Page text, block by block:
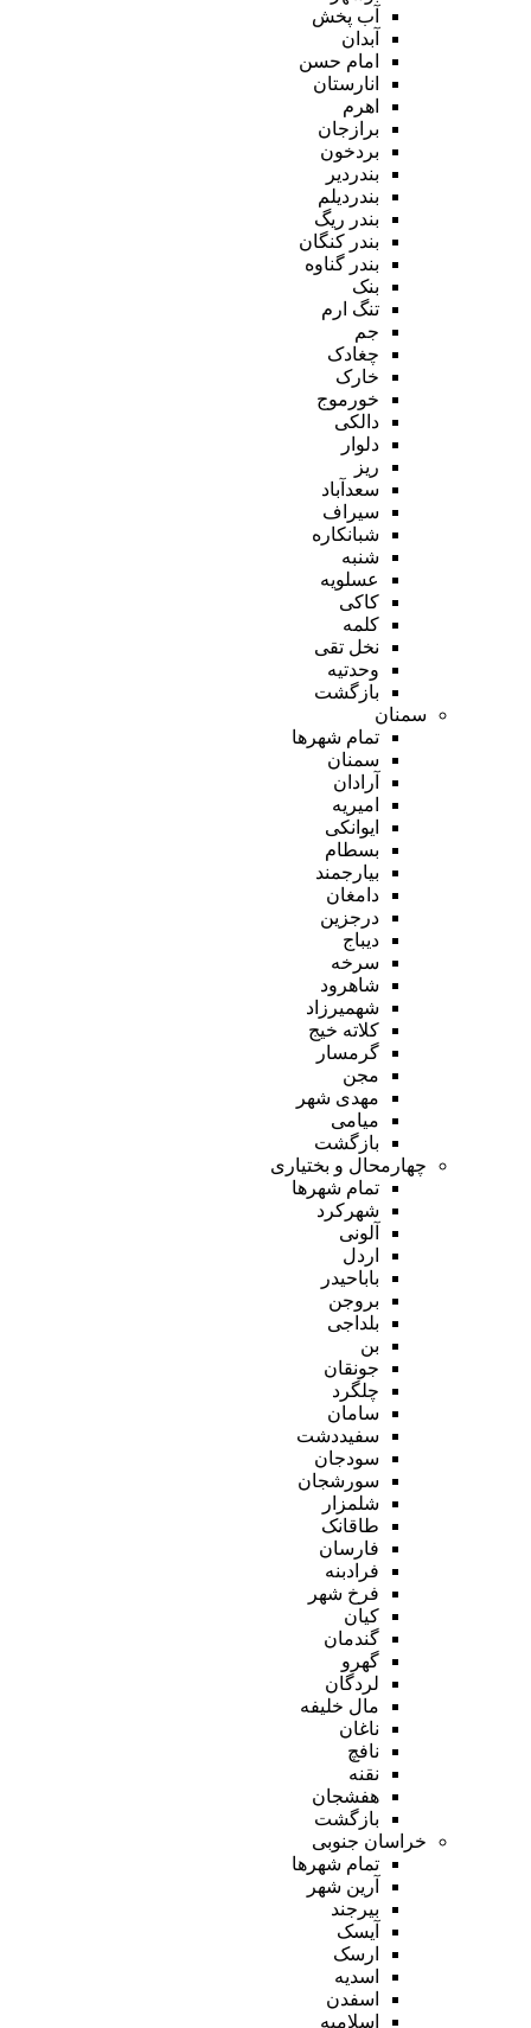
آب پخش
آبدان
امام حسن
انارستان
اهرم
برازجان
بردخون
بندردیر
بندردیلم
بندر ریگ
بندر کنگان
بندر گناوه
بنک
تنگ ارم
جم
چغادک
خارک
خورموج
دالکی
دلوار
ریز
سعدآباد
سیراف
شبانکاره
شنبه
عسلویه
کاکی
کلمه
نخل تقی
وحدتیه
بازگشت
سمنان
تمام شهر‌ها
سمنان
آرادان
امیریه
ایوانکی
بسطام
بیارجمند
دامغان
درجزین
دیباج
سرخه
شاهرود
شهمیرزاد
کلاته خیج
گرمسار
مجن
مهدی شهر
میامی
بازگشت
چهارمحال و بختیاری
تمام شهر‌ها
شهرکرد
آلونی
اردل
باباحیدر
بروجن
بلداجی
بن
جونقان
چلگرد
سامان
سفیددشت
سودجان
سورشجان
شلمزار
طاقانک
فارسان
فرادبنه
فرخ شهر
کیان
گندمان
گهرو
لردگان
مال خلیفه
ناغان
نافچ
نقنه
هفشجان
بازگشت
خراسان جنوبی
تمام شهر‌ها
آرین شهر
بیرجند
آیسک
ارسک
اسدیه
اسفدن
اسلامیه